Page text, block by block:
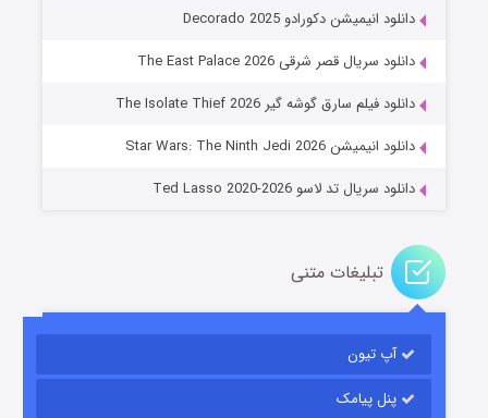
جادوگری در مغولستان
قسمت۱۴ (زیرنویس) منتشر شد
دانلود انیمیشن دکورادو Decorado 2025
دانلود سریال قصر شرقی The East Palace 2026
دانلود فیلم سارق گوشه گیر The Isolate Thief 2026
دانلود انیمیشن Star Wars: The Ninth Jedi 2026
دانلود سریال تد لاسو Ted Lasso 2020-2026
تبلیغات متنی
آپ تیون
پنل پیامک